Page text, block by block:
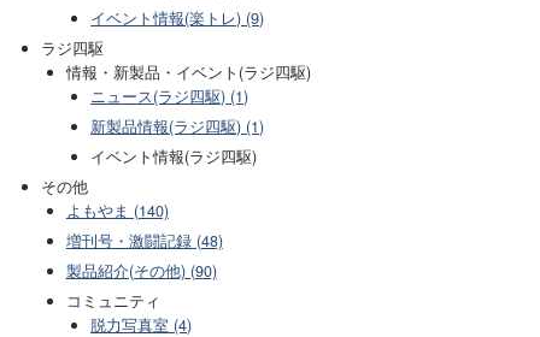
イベント情報(楽トレ) (9)
ラジ四駆
情報・新製品・イベント(ラジ四駆)
ニュース(ラジ四駆) (1)
新製品情報(ラジ四駆) (1)
イベント情報(ラジ四駆)
その他
よもやま (140)
増刊号・激闘記録 (48)
製品紹介(その他) (90)
コミュニティ
脱力写真室 (4)